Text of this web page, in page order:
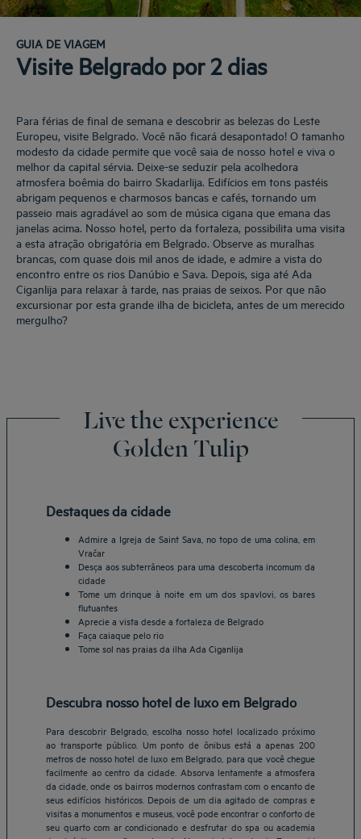
GUIA DE VIAGEM
Visite Belgrado por 2 dias
Para férias de final de semana e descobrir as belezas do Leste
Europeu, visite Belgrado. Você não ficará desapontado! O tamanho
modesto da cidade permite que você saia de nosso hotel e viva o
melhor da capital sérvia. Deixe-se seduzir pela acolhedora
atmosfera boêmia do bairro Skadarlija. Edifícios em tons pastéis
abrigam pequenos e charmosos bancas e cafés, tornando um
passeio mais agradável ao som de música cigana que emana das
janelas acima. Nosso hotel, perto da fortaleza, possibilita uma visita
a esta atração obrigatória em Belgrado. Observe as muralhas
brancas, com quase dois mil anos de idade, e admire a vista do
encontro entre os rios Danúbio e Sava. Depois, siga até Ada
Ciganlija para relaxar à tarde, nas praias de seixos. Por que não
excursionar por esta grande ilha de bicicleta, antes de um merecido
mergulho?
Live the experience
Golden Tulip
Destaques da cidade
Admire a Igreja de Saint Sava, no topo de uma colina, em
Vračar
Desça aos subterrâneos para uma descoberta incomum da
cidade
Tome um drinque à noite em um dos spavlovi, os bares
flutuantes
Aprecie a vista desde a fortaleza de Belgrado
Faça caiaque pelo rio
Tome sol nas praias da ilha Ada Ciganlija
Descubra nosso hotel de luxo em Belgrado
Para descobrir Belgrado, escolha nosso hotel localizado próximo
ao transporte público. Um ponto de ônibus está a apenas 200
metros de nosso hotel de luxo em Belgrado, para que você chegue
facilmente ao centro da cidade. Absorva lentamente a atmosfera
da cidade, onde os bairros modernos contrastam com o encanto de
seus edifícios históricos. Depois de um dia agitado de compras e
visitas a monumentos e museus, você pode encontrar o conforto de
seu quarto com ar condicionado e desfrutar do spa ou academia
Belo Horizonte Hotéis